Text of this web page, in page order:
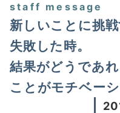
staff message
新しいことに挑
失敗した時。
結果がどうであ
ことがモチベー